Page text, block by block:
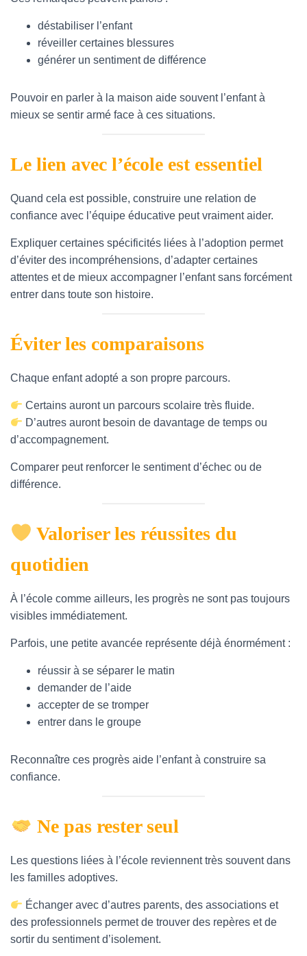
déstabiliser l’enfant
réveiller certaines blessures
générer un sentiment de différence
Pouvoir en parler à la maison aide souvent l’enfant à
mieux se sentir armé face à ces situations.
Le lien avec l’école est essentiel
Quand cela est possible, construire une relation de
confiance avec l’équipe éducative peut vraiment aider.
Expliquer certaines spécificités liées à l’adoption permet
d’éviter des incompréhensions, d’adapter certaines
attentes et de mieux accompagner l’enfant sans forcément
entrer dans toute son histoire.
Éviter les comparaisons
Chaque enfant adopté a son propre parcours.
Certains auront un parcours scolaire très fluide.
D’autres auront besoin de davantage de temps ou
d’accompagnement.
Comparer peut renforcer le sentiment d’échec ou de
différence.
Valoriser les réussites du
quotidien
À l’école comme ailleurs, les progrès ne sont pas toujours
visibles immédiatement.
Parfois, une petite avancée représente déjà énormément :
réussir à se séparer le matin
demander de l’aide
accepter de se tromper
entrer dans le groupe
Reconnaître ces progrès aide l’enfant à construire sa
confiance.
Ne pas rester seul
Les questions liées à l’école reviennent très souvent dans
les familles adoptives.
Échanger avec d’autres parents, des associations et
des professionnels permet de trouver des repères et de
sortir du sentiment d’isolement.